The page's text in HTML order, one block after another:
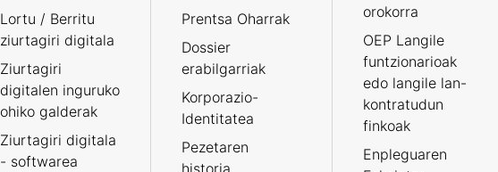
Lortu / Berritu
ziurtagiri digitala
Ziurtagiri
digitalen inguruko
ohiko galderak
Ziurtagiri digitala
- softwarea
Prentsa Oharrak
Dossier
erabilgarriak
Korporazio-
Identitatea
Pezetaren
historia
orokorra
OEP Langile
funtzionarioak
edo langile lan-
kontratudun
finkoak
Enpleguaren